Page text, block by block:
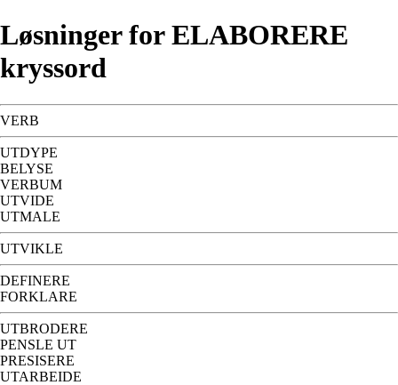
Løsninger for ELABORERE
kryssord
VERB
UTDYPE
BELYSE
VERBUM
UTVIDE
UTMALE
UTVIKLE
DEFINERE
FORKLARE
UTBRODERE
PENSLE UT
PRESISERE
UTARBEIDE